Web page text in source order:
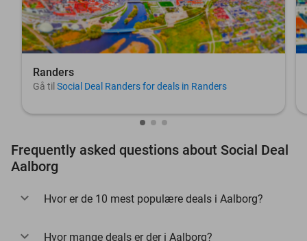
Randers
Gå til Social Deal Randers for deals in Randers
Frequently asked questions about Social Deal
Aalborg
Hvor er de 10 mest populære deals i Aalborg?
Hvor mange deals er der i Aalborg?